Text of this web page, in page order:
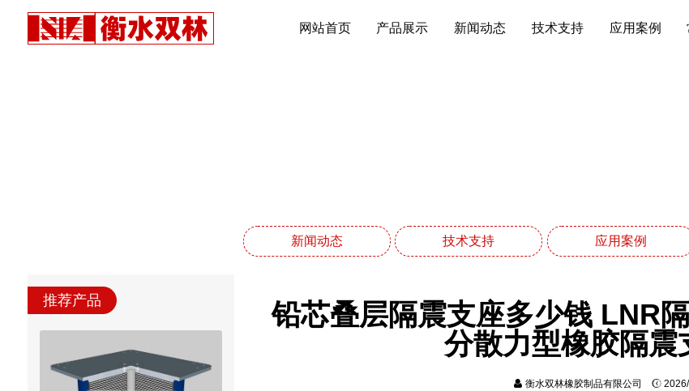
网站首页 产品展示 新闻动态 技术支持 应用案例
新闻动态 技术支持 应用案例
推荐产品
铅芯叠层隔震支座多少钱 LNR
分散力型橡胶隔震
衡水双林橡胶制品有限公司